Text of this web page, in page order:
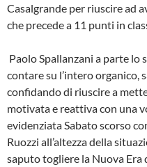
Casalgrande per riuscire ad
che precede a 11 punti in
Paolo Spallanzani a parte
contare su l’intero organico,
confidando di riuscire a
motivata e reattiva con una
evidenziata Sabato scorso
Ruozzi all’altezza della
saputo togliere la Nuova